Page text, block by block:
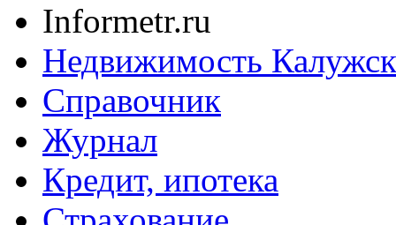
Informetr.ru
Недвижимость
Справочник
Журнал
Кредит, ипотека